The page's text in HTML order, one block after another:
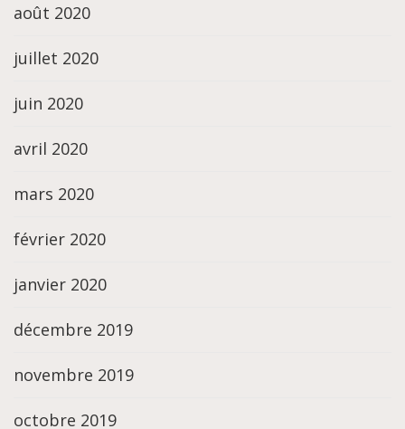
août 2020
juillet 2020
juin 2020
avril 2020
mars 2020
février 2020
janvier 2020
décembre 2019
novembre 2019
octobre 2019